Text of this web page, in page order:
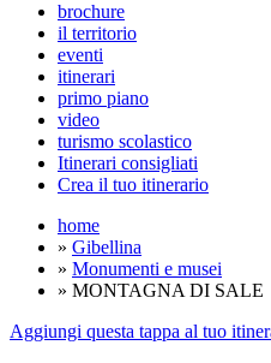
brochure
il territorio
eventi
itinerari
primo piano
video
turismo scolastico
Itinerari consigliati
Crea il tuo itinerario
home
» Gibellina
» Monumenti e musei
» MONTAGNA DI SALE
Aggiungi questa tappa al tuo